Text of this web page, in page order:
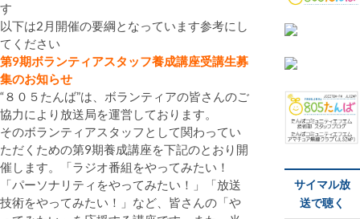
す
以下は2月開催の要綱となっています参考にし
てください
第9期ボランティアスタッフ養成講座受講生募
集のお知らせ
“８０５たんば”は、ボランティアの皆さんのご
協力により放送局を運営しております。
そのボランティアスタッフとして関わってい
ただくための第9期養成講座を下記のとおり開
催します。「ラジオ番組をやってみたい！
「パーソナリティをやってみたい！」「放送
技術をやってみたい！」など、皆さんの「や
サイマル放
送で聴く